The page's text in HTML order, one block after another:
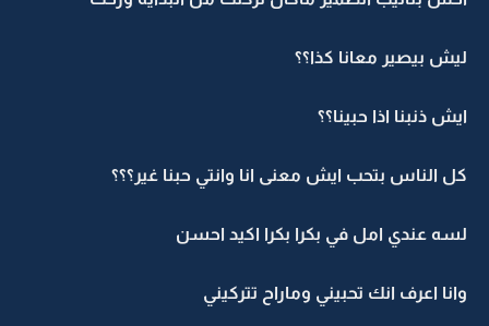
ليش بيصير معانا كذا؟؟
ايش ذنبنا اذا حبينا؟؟
كل الناس بتحب ايش معنى انا وانتي حبنا غير؟؟؟
لسه عندي امل في بكرا بكرا اكيد احسن
وانا اعرف انك تحبيني وماراح تتركيني